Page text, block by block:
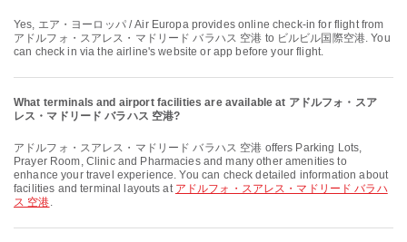
Yes, エア・ヨーロッパ / Air Europa provides online check-in for flight from
アドルフォ・スアレス・マドリード バラハス 空港 to ビルビル国際空港. You
can check in via the airline's website or app before your flight.
What terminals and airport facilities are available at アドルフォ・スア
レス・マドリード バラハス 空港?
アドルフォ・スアレス・マドリード バラハス 空港 offers Parking Lots,
Prayer Room, Clinic and Pharmacies and many other amenities to
enhance your travel experience. You can check detailed information about
facilities and terminal layouts at アドルフォ・スアレス・マドリード バラハ
ス 空港.